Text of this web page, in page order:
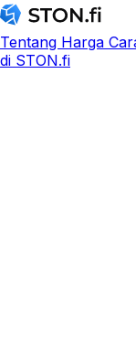
Tentang Harga
di STON.fi